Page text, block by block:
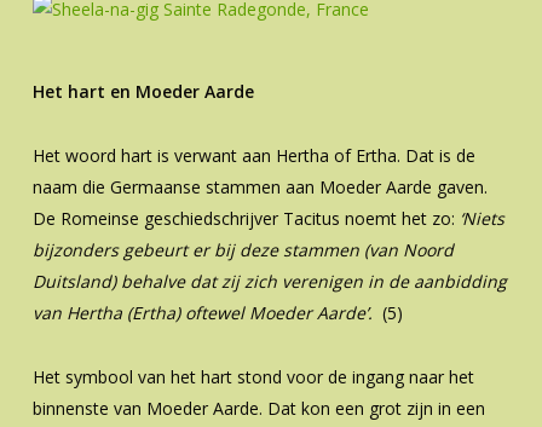
Het hart en Moeder Aarde
Het woord hart is verwant aan Hertha of Ertha. Dat is de
naam die Germaanse stammen aan Moeder Aarde gaven.
De Romeinse geschiedschrijver Tacitus noemt het zo: ‘Niets
bijzonders gebeurt er bij deze stammen (van Noord
Duitsland) behalve dat zij zich verenigen in de aanbidding
van Hertha (Ertha) oftewel Moeder Aarde’. (5)
Het symbool van het hart stond voor de ingang naar het
binnenste van Moeder Aarde. Dat kon een grot zijn in een